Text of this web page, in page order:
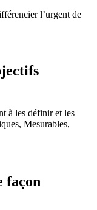
l’urgent de
à les définir et les
Mesurables,
façon